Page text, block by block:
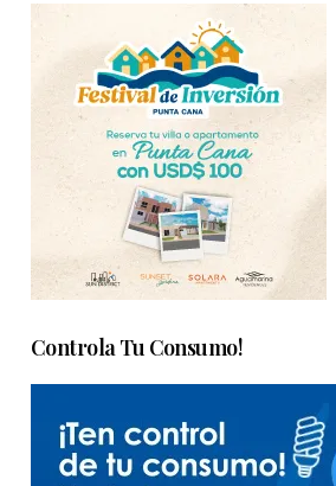
Controla Tu Consumo!